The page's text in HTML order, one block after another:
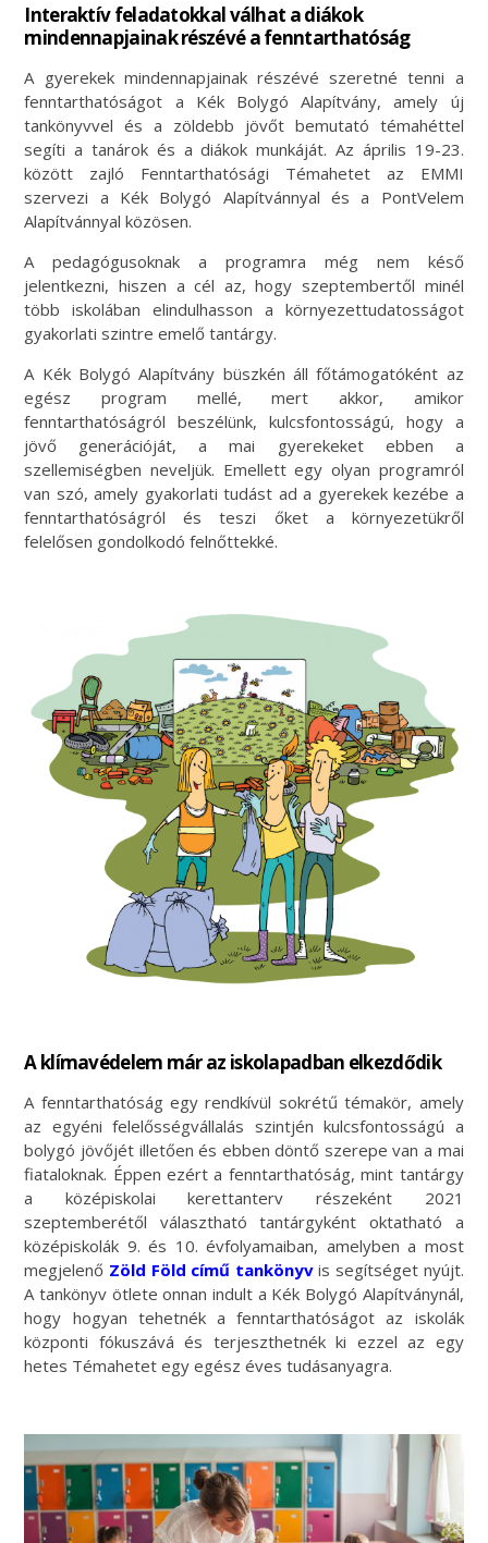
Interaktív feladatokkal válhat a diákok
mindennapjainak részévé a fenntarthatóság
A gyerekek mindennapjainak részévé szeretné tenni a
fenntarthatóságot a Kék Bolygó Alapítvány, amely új
tankönyvvel és a zöldebb jövőt bemutató témahéttel
segíti a tanárok és a diákok munkáját. Az április 19-23.
között zajló Fenntarthatósági Témahetet az EMMI
szervezi a Kék Bolygó Alapítvánnyal és a PontVelem
Alapítvánnyal közösen.
A pedagógusoknak a programra még nem késő
jelentkezni, hiszen a cél az, hogy szeptembertől minél
több iskolában elindulhasson a környezettudatosságot
gyakorlati szintre emelő tantárgy.
A Kék Bolygó Alapítvány büszkén áll főtámogatóként az
egész program mellé, mert akkor, amikor
fenntarthatóságról beszélünk, kulcsfontosságú, hogy a
jövő generációját, a mai gyerekeket ebben a
szellemiségben neveljük. Emellett egy olyan programról
van szó, amely gyakorlati tudást ad a gyerekek kezébe a
fenntarthatóságról és teszi őket a környezetükről
felelősen gondolkodó felnőttekké.
A klímavédelem már az iskolapadban elkezdődik
A fenntarthatóság egy rendkívül sokrétű témakör, amely
az egyéni felelősségvállalás szintjén kulcsfontosságú a
bolygó jövőjét illetően és ebben döntő szerepe van a mai
fiataloknak. Éppen ezért a fenntarthatóság, mint tantárgy
a középiskolai kerettanterv részeként 2021
szeptemberétől választható tantárgyként oktatható a
középiskolák 9. és 10. évfolyamaiban, amelyben a most
megjelenő Zöld Föld című tankönyvis segítséget nyújt.
A tankönyv ötlete onnan indult a Kék Bolygó Alapítványnál,
hogy hogyan tehetnék a fenntarthatóságot az iskolák
központi fókuszává és terjeszthetnék ki ezzel az egy
hetes Témahetet egy egész éves tudásanyagra.